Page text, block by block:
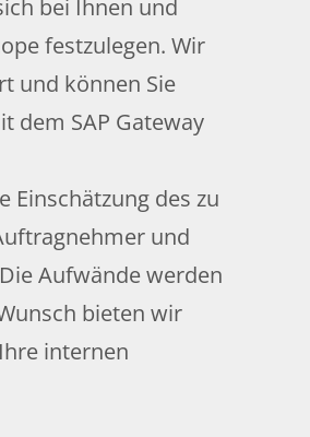
bei Ihnen und
festzulegen. Wir
und können Sie
dem SAP Gateway
Einschätzung des zu
und
Aufwände werden
bieten wir
internen